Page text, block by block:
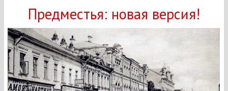
Предместья: новая версия!